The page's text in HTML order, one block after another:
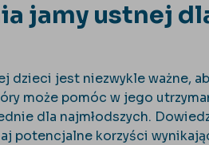
jamy ustnej
dzieci jest niezwykle ważne,
może pomóc w jego
dla najmłodszych.
potencjalne korzyści